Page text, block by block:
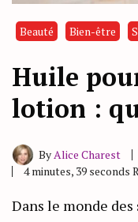
Beauté Bien-être
Huile
lotion :
ByAlice Charest
4 minutes, 39 seconds
Dans le monde